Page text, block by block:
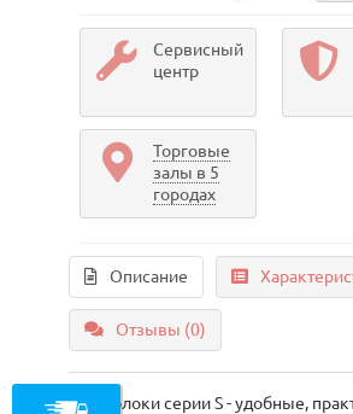
Сервисный
центр
Торговые
залы в 5
городах
Описание
Отзывы (0)
Моноблоки серии S - удобные,